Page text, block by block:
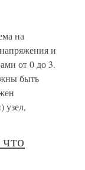
на
и
от 0 до 3.
быть
узел,